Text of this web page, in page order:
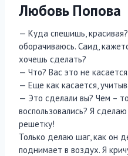
Любовь Попова
— Куда спешишь,
оборачиваюсь. Саид,
хочешь сделать?
— Что? Вас это не
— Еще как касается,
— Это сделали вы? Чем –
воспользовались? Я
решетку!
Только делаю шаг, как он
поднимает в воздух. Я